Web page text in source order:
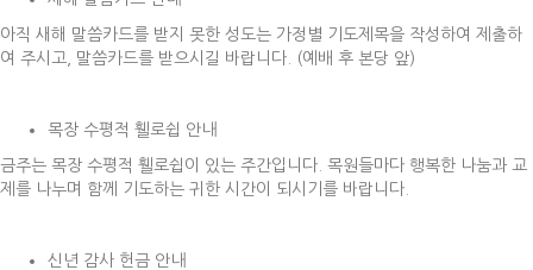
아직 새해 말씀카드를 받지 못한 성도는 가정별 기도제목을 작성하여 제출하
여 주시고, 말씀카드를 받으시길 바랍니다. (예배 후 본당 앞)
목장 수평적 휄로쉽 안내
금주는 목장 수평적 휄로쉽이 있는 주간입니다. 목원들마다 행복한 나눔과 교
제를 나누며 함께 기도하는 귀한 시간이 되시기를 바랍니다.
신년 감사 헌금 안내